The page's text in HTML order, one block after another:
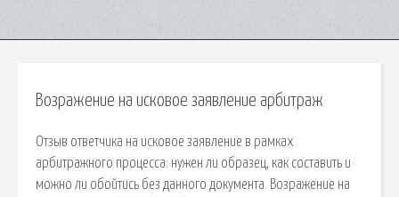
Возражение на исковое заявление арбитраж
Отзыв ответчика на исковое заявление в рамках
арбитражного процесса: нужен ли образец, как составить и
можно ли обойтись без данного документа. Возражение на